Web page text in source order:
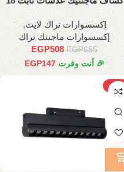
إكسسوارات تراك لايت,
إكسسوارات ماجنتك تراك
EGP655
EGP508
🎉 أنت وفرت EGP147
-16%